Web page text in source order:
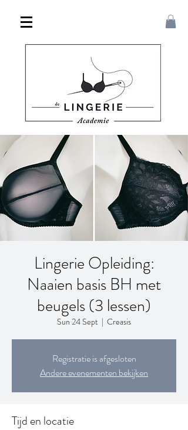
Lingerie Opleiding:
Naaien basis BH met
beugels (3 lessen)
Sun 24 Sept
  |
Creasis
Registratie is afgesloten
Andere evenementen bekijken
Tijd en locatie